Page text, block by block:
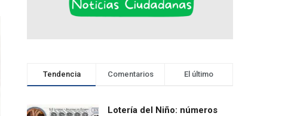
Tendencia Comentarios El último
Lotería del Niño: números